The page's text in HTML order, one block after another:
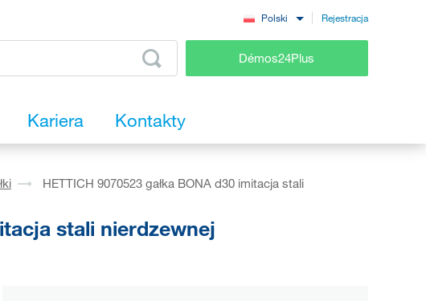
Polski Rejestracja
Démos24Plus
Kariera Kontakty
HETTICH 9070523 gałka BONA d30 imitacja stali
stali nierdzewnej